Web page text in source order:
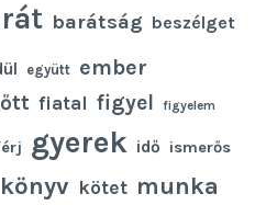
barátság beszélget
együtt ember
fiatal figyel figyelem
gyerek idő ismerős
könyv kötet munka